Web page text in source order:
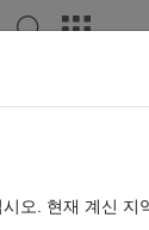
오. 현재 계신 지